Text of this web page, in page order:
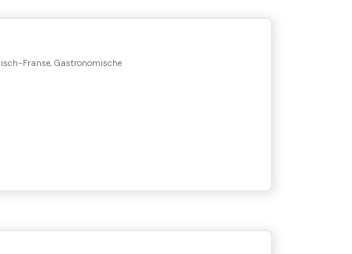
Franse, Gastronomische